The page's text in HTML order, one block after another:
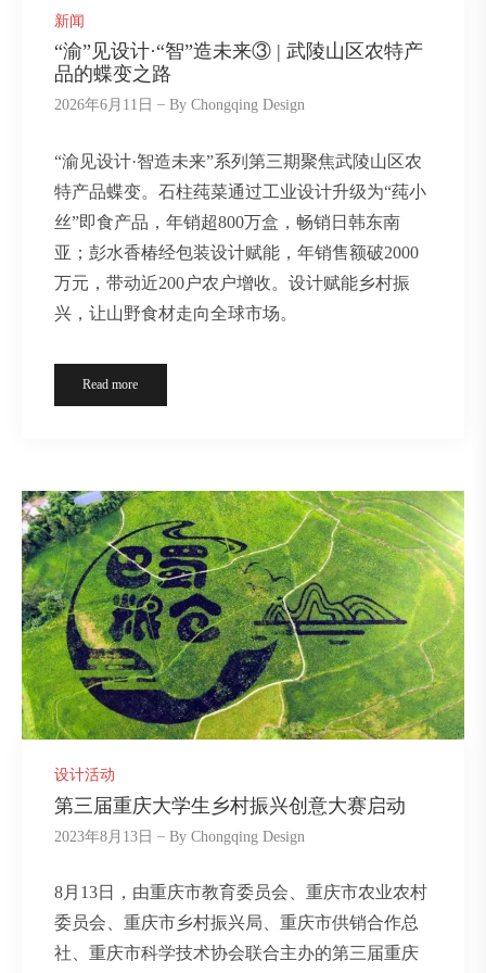
新闻
“渝”见设计·“智”造未来③ | 武陵山区农特产
品的蝶变之路
2026年6月11日 ByChongqing Design
“渝见设计·智造未来”系列第三期聚焦武陵山区农
特产品蝶变。石柱莼菜通过工业设计升级为“莼小
丝”即食产品，年销超800万盒，畅销日韩东南
亚；彭水香椿经包装设计赋能，年销售额破2000
万元，带动近200户农户增收。设计赋能乡村振
兴，让山野食材走向全球市场。
Read more
设计活动
第三届重庆大学生乡村振兴创意大赛启动
2023年8月13日 ByChongqing Design
8月13日，由重庆市教育委员会、重庆市农业农村
委员会、重庆市乡村振兴局、重庆市供销合作总
社、重庆市科学技术协会联合主办的第三届重庆